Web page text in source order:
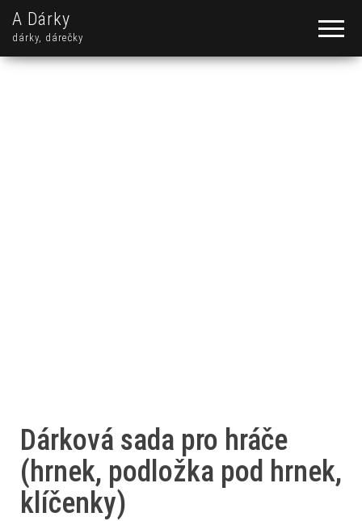
A Dárky
dárky, dárečky
Dárková sada pro hráče
(hrnek, podložka pod hrnek,
klíčenky)